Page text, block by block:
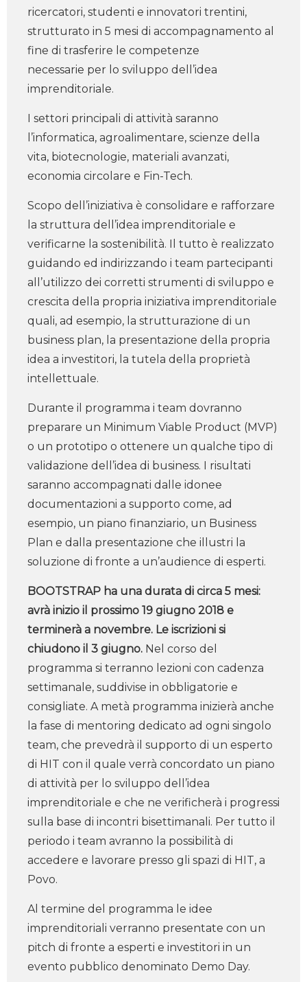
ricercatori, studenti e innovatori trentini, ​
strutturato in 5 mesi di accompagnamento al
fine di trasferire ​le competenze ​
necessarie per lo sviluppo dell’idea ​
imprenditoriale.
I settori principali di attività saranno
l’informatica, agroalimentare, scienze della
vita, biotecnologie, materiali avanzati,
economia circolare e Fin-Tech.
Scopo dell’iniziativa è consolidare e rafforzare
la struttura dell’idea imprenditoriale e
verificarne la sostenibilità. Il tutto è realizzato
guidando ed indirizzando i team partecipanti
all’utilizzo dei corretti strumenti di sviluppo e
crescita della propria iniziativa imprenditoriale
quali, ad esempio, la strutturazione di un
business plan, la presentazione della propria
idea a investitori, la tutela della proprietà
intellettuale.
Durante il programma i team dovranno
preparare un Minimum Viable Product (MVP)
o un prototipo o ottenere un qualche tipo di
validazione dell’idea di business. I risultati
saranno accompagnati dalle idonee
documentazioni a supporto come, ad
esempio, un piano finanziario, un Business
Plan e dalla presentazione che illustri la
soluzione di fronte a un’audience di esperti.
BOOTSTRAP ha una durata di circa 5 mesi:
avrà inizio il prossimo 19 giugno 2018 e
terminerà a novembre. Le iscrizioni si
chiudono il 3 giugno. Nel corso del
programma si terranno lezioni con cadenza
settimanale, suddivise in obbligatorie e
consigliate. A metà programma inizierà anche
la fase di mentoring dedicato ad ogni singolo
team, che prevedrà il supporto di un esperto
di HIT con il quale verrà concordato un piano
di attività per lo sviluppo dell’idea
imprenditoriale e che ne verificherà i progressi
sulla base di incontri bisettimanali. Per tutto il
periodo i team avranno la possibilità di
accedere e lavorare presso gli spazi di HIT, a
Povo.
Al termine del programma le idee
imprenditoriali verranno presentate con un
pitch di fronte a esperti e investitori in un
evento pubblico denominato Demo Day.